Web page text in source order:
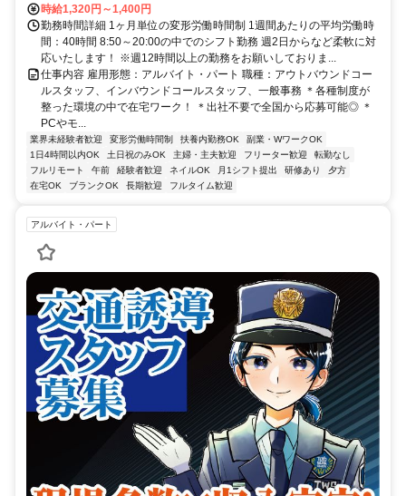
時給1,320円～1,400円
勤務時間詳細 1ヶ月単位の変形労働時間制 1週間あたりの平均労働時
間：40時間 8:50～20:00の中でのシフト勤務 週2日からなど柔軟に対
応いたします！ ※週12時間以上の勤務をお願いしておりま...
仕事内容 雇用形態：アルバイト・パート 職種：アウトバウンドコー
ルスタッフ、インバウンドコールスタッフ、一般事務 ＊各種制度が
整った環境の中で在宅ワーク！ ＊出社不要で全国から応募可能◎ ＊
PCやモ...
業界未経験者歓迎 変形労働時間制 扶養内勤務OK
副業・WワークOK
1日4時間以内OK
土日祝のみOK 主婦・主夫歓迎 フリーター歓迎
転勤なし
フルリモート
午前 経験者歓迎 ネイルOK 月1シフト提出 研修あり
夕方
在宅OK
ブランクOK 長期歓迎 フルタイム歓迎
アルバイト・パート